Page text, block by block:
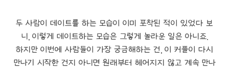
두 사람이 데이트를 하는 모습이 이미 포착된 적이 있었다 보
니, 이렇게 데이트하는 모습은 그렇게 놀라운 일은 아니죠.
하지만 이번에 사람들이 가장 궁금해하는 건, 이 커플이 다시
만나기 시작한 건지 아니면 원래부터 헤어지지 않고 계속 만나